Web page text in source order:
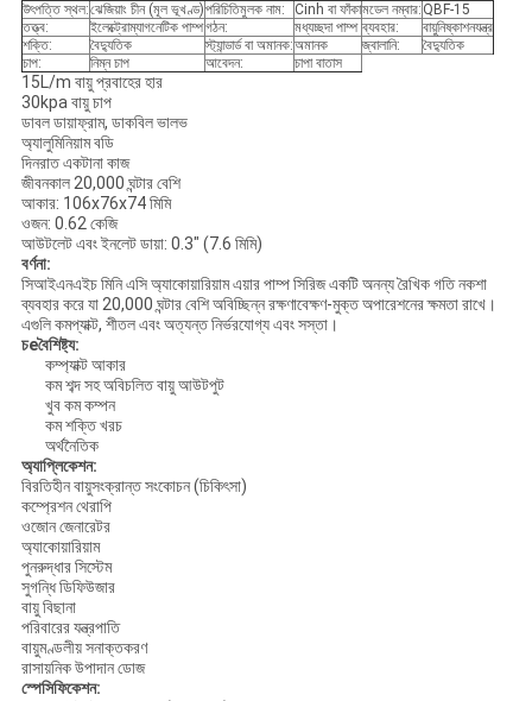
উৎপত্তি স্থল:ঝেজিয়াং চীন (মূল ভূখণ্ড)পরিচিতিমুলক নাম: Cinh বা ফাঁকামডেল নম্বার: QBF-15
তত্ত্ব:
ইলেক্ট্রোম্যাগনেটিক পাম্পগঠন: মধ্যচ্ছদা পাম্প ব্যবহার:
বায়ুনিষ্কাশনযন্ত্র
শক্তি:
বৈদ্যুতিক স্ট্যান্ডার্ড বা অমানক:অমানক জ্বালানি:
বৈদ্যুতিক
চাপ:
নিম্ন চাপ আবেদন: চাপা বাতাস
15L/m বায়ু প্রবাহের হার
30kpa বায়ু চাপ
ডাবল ডায়াফ্রাম, ডাকবিল ভালভ
অ্যালুমিনিয়াম বডি
দিনরাত একটানা কাজ
জীবনকাল 20,000 ঘন্টার বেশি
আকার: 106x76x74 মিমি
ওজন: 0.62 কেজি
আউটলেট এবং ইনলেট ডায়া: 0.3" (7.6 মিমি)
বর্ণনা:
সিআইএনএইচ মিনি এসি অ্যাকোয়ারিয়াম এয়ার পাম্প সিরিজ একটি অনন্য রৈখিক গতি নকশা
ব্যবহার করে যা 20,000 ঘন্টার বেশি অবিচ্ছিন্ন রক্ষণাবেক্ষণ-মুক্ত অপারেশনের ক্ষমতা রাখে।
এগুলি কমপ্যাক্ট, শীতল এবং অত্যন্ত নির্ভরযোগ্য এবং সস্তা।
চeবৈশিষ্ট্য:
কম্প্যাক্ট আকার
কম শব্দ সহ অবিচলিত বায়ু আউটপুট
খুব কম কম্পন
কম শক্তি খরচ
অর্থনৈতিক
অ্যাপ্লিকেশন:
বিরতিহীন বায়ুসংক্রান্ত সংকোচন (চিকিৎসা)
কম্প্রেশন থেরাপি
ওজোন জেনারেটর
অ্যাকোয়ারিয়াম
পুনরুদ্ধার সিস্টেম
সুগন্ধি ডিফিউজার
বায়ু বিছানা
পরিবারের যন্ত্রপাতি
বায়ুমণ্ডলীয় সনাক্তকরণ
রাসায়নিক উপাদান ডোজ
স্পেসিফিকেশন: